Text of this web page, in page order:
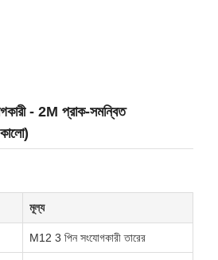
- 2M প্রাক-সমন্বিত
মূল্য
M12 3 পিন সংযোগকারী তারের